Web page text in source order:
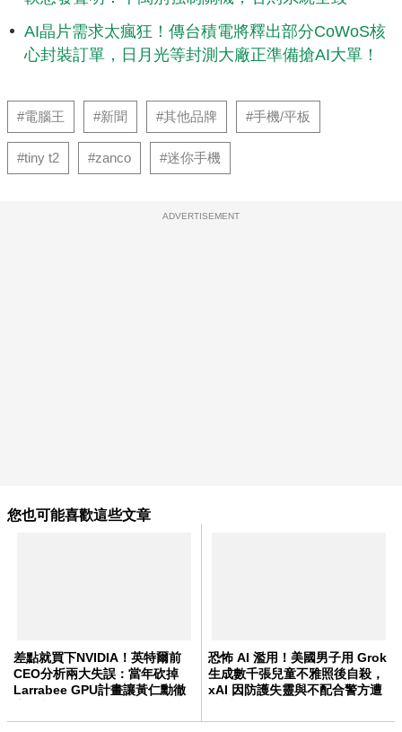
AI晶片需求太瘋狂！傳台積電將釋出部分CoWoS核
心封裝訂單，日月光等封測大廠正準備搶AI大單！
#電腦王 #新聞 #其他品牌 #手機/平板
#tiny t2 #zanco #迷你手機
ADVERTISEMENT
您也可能喜歡這些文章
差點就買下NVIDIA！英特爾前
CEO分析兩大失誤：當年砍掉
Larrabee GPU計畫讓黃仁勳徹
恐怖 AI 濫用！美國男子用 Grok
生成數千張兒童不雅照後自殺，
xAI 因防護失靈與不配合警方遭